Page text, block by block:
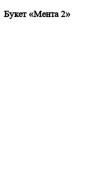
Букет «Мента 2»